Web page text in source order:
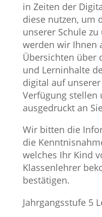
in Zeiten der
diese nutzen, um
unserer Schule
werden wir Ihnen
Übersichten über
und Lerninhalte
digital auf
Verfügung
ausgedruckt an
Wir bitten die
die
welches Ihr Kind
Klassenlehrer
bestätigen.
Jahrgangsstufe 5